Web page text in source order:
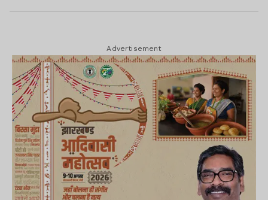
Advertisement